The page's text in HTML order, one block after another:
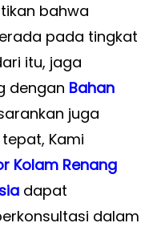
bahwa
pada tingkat
itu, jaga
dengan Bahan
juga
Kami
Kolam Renang
dapat
dalam